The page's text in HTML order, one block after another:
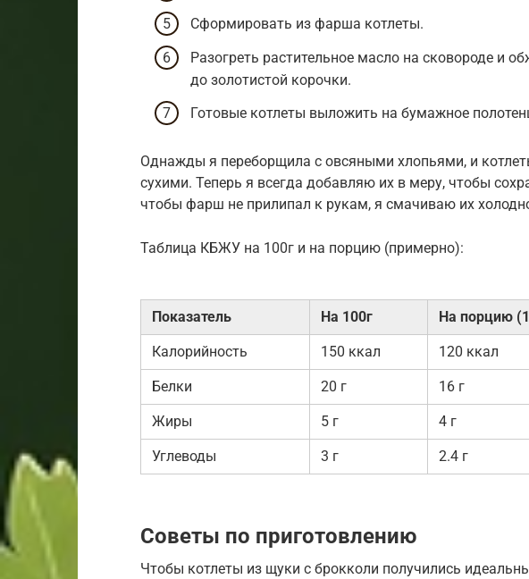
Сформировать из фарша котлеты.
Разогреть растительное масло на сковороде и
до золотистой корочки.
Готовые котлеты выложить на бумажное
Однажды я переборщила с овсяными хлопьями, и
сухими. Теперь я всегда добавляю их в меру, чтобы
чтобы фарш не прилипал к рукам, я смачиваю их
Таблица КБЖУ на 100г и на порцию (примерно):
Показатель На 100г На порцию
Калорийность 150 ккал 120 ккал
Белки 20 г 16 г
Жиры 5 г 4 г
Углеводы 3 г 2.4 г
Советы по приготовлению
Чтобы котлеты из щуки с брокколи получились